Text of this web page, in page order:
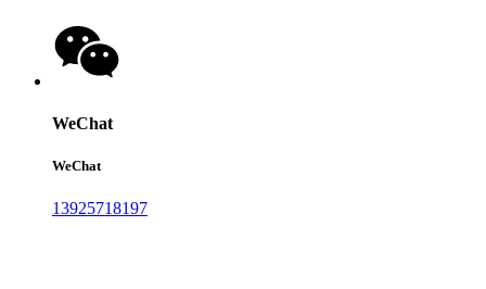
WeChat
WeChat
13925718197